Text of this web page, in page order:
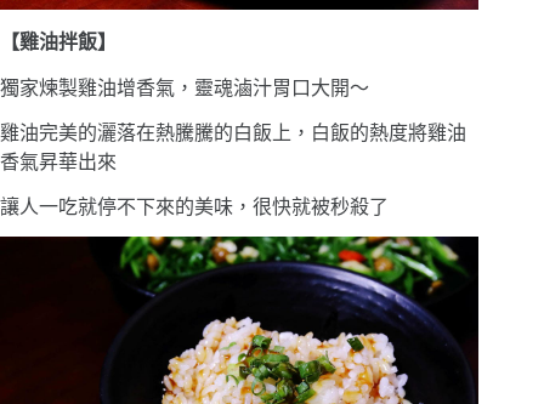
【雞油拌飯】
獨家煉製雞油增香氣，靈魂滷汁胃口大開〜
雞油完美的灑落在熱騰騰的白飯上，白飯的熱度將雞油
香氣昇華出來
讓人一吃就停不下來的美味，很快就被秒殺了